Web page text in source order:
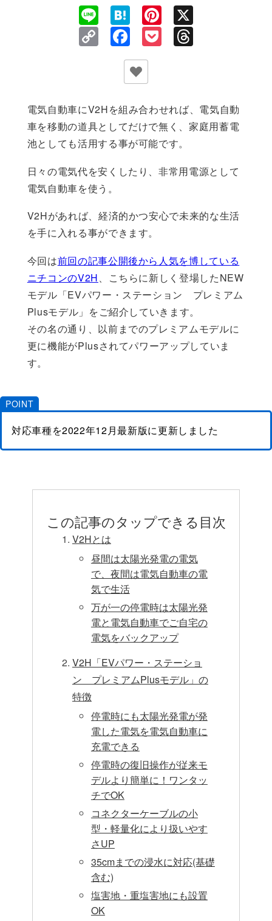
Line HatenaPinterest
Copy
Link
Facebook
Pocket
電気自動車にV2Hを組み合わせれば、電気自動
車を移動の道具としてだけで無く、家庭用蓄電
池としても活用する事が可能です。
日々の電気代を安くしたり、非常用電源として
電気自動車を使う。
V2Hがあれば、経済的かつ安心で未来的な生活
を手に入れる事ができます。
今回は前回の記事公開後から人気を博している
ニチコンのV2H、こちらに新しく登場したNEW
モデル「EVパワー・ステーション プレミアム
Plusモデル」をご紹介していきます。
その名の通り、以前までのプレミアムモデルに
更に機能がPlusされてパワーアップしていま
す。
POINT
対応車種を2022年12月最新版に更新しました
この記事のタップできる目次
V2Hとは
昼間は太陽光発電の電気
で、夜間は電気自動車の電
気で生活
万が一の停電時は太陽光発
電と電気自動車でご自宅の
電気をバックアップ
V2H「EVパワー・ステーショ
ン プレミアムPlusモデル」の
特徴
停電時にも太陽光発電が発
電した電気を電気自動車に
充電できる
停電時の復旧操作が従来モ
デルより簡単に！ワンタッ
チでOK
コネクターケーブルの小
型・軽量化により扱いやす
さUP
35cmまでの浸水に対応(基礎
含む)
塩害地・重塩害地にも設置
OK